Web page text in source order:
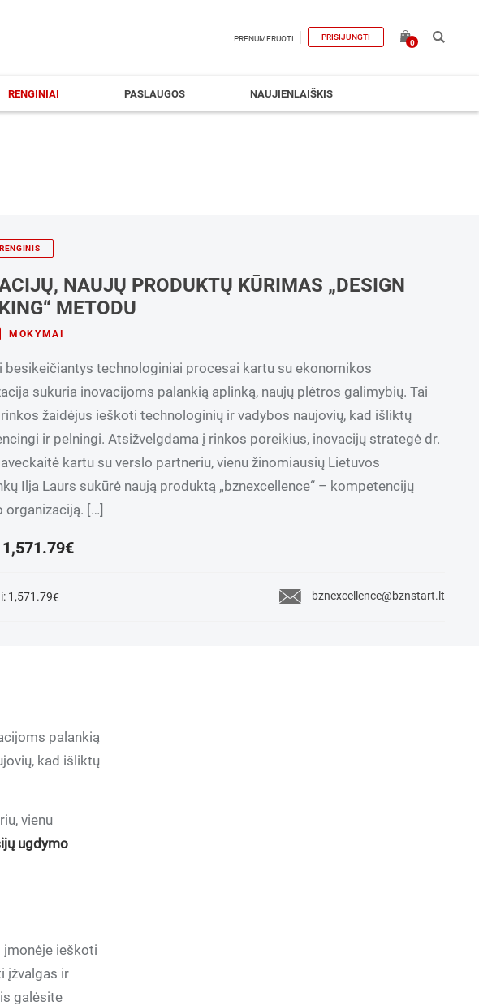
PRENUMERUOTI PRISIJUNGTI
0
RENGINIAI PASLAUGOS NAUJIENLAIŠKIS
NAUJŲ PRODUKTŲ KŪRIMAS „DESIGN
METODU
MOKYMAI
besikeičiantys technologiniai procesai kartu su ekonomikos
sukuria inovacijoms palankią aplinką, naujų plėtros galimybių. Tai
žaidėjus ieškoti technologinių ir vadybos naujovių, kad išliktų
ir pelningi. Atsižvelgdama į rinkos poreikius, inovacijų strategė dr.
kartu su verslo partneriu, vienu žinomiausių Lietuvos
Ilja Laurs sukūrė naują produktą „bznexcellence“ – kompetencijų
organizaciją. […]
1,571.79€
1,571.79€ bznexcellence@bznstart.lt
palankią
kad išliktų
vienu
ugdymo
įmonėje ieškoti
įžvalgas ir
galėsite